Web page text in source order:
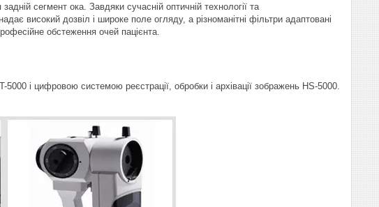
сегмент ока. Завдяки сучасній оптичній технології та
високий дозвіл і широке поле огляду, а різноманітні фільтри адаптовані
обстеження очей пацієнта.
і цифровою системою реєстрації, обробки і архівації зображень HS-5000.